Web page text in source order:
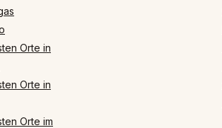
Orte in
Orte in
Orte im